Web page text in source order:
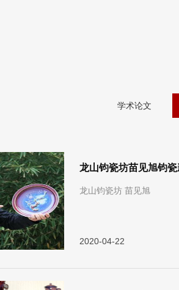
学术论文
龙山钧瓷坊苗见旭钧
龙山钧瓷坊 苗见旭
2020-04-22